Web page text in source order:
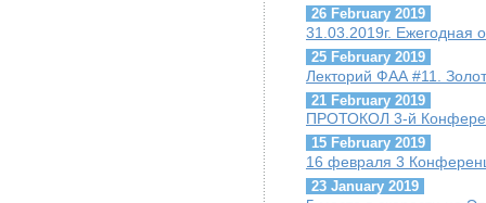
26 February 2019
31.03.2019г.
25 February 2019
Лекторий ФАА #11.
21 February 2019
ПРОТОКОЛ 3-й
15 February 2019
16 февраля 3
23 January 2019